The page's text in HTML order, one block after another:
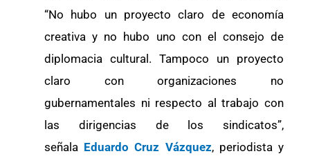
“No hubo un proyecto claro de economía
creativa y no hubo uno con el consejo de
diplomacia cultural. Tampoco un proyecto
claro con organizaciones no
gubernamentales ni respecto al trabajo con
las dirigencias de los sindicatos”,
señala Eduardo Cruz Vázquez, periodista y